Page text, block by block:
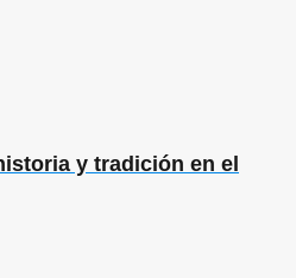
y tradición en el